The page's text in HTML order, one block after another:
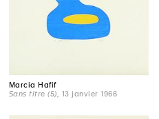
Marcia Hafif
Sans titre (5) , 13 janvier 1966